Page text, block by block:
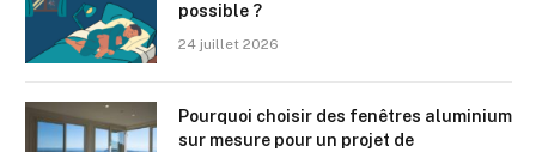
possible ?
24 juillet 2026
Pourquoi choisir des fenêtres aluminium
sur mesure pour un projet de